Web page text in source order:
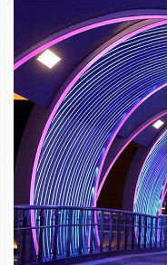
konsistens og gir større
tillegg bidrar deres
estetiske verdien i